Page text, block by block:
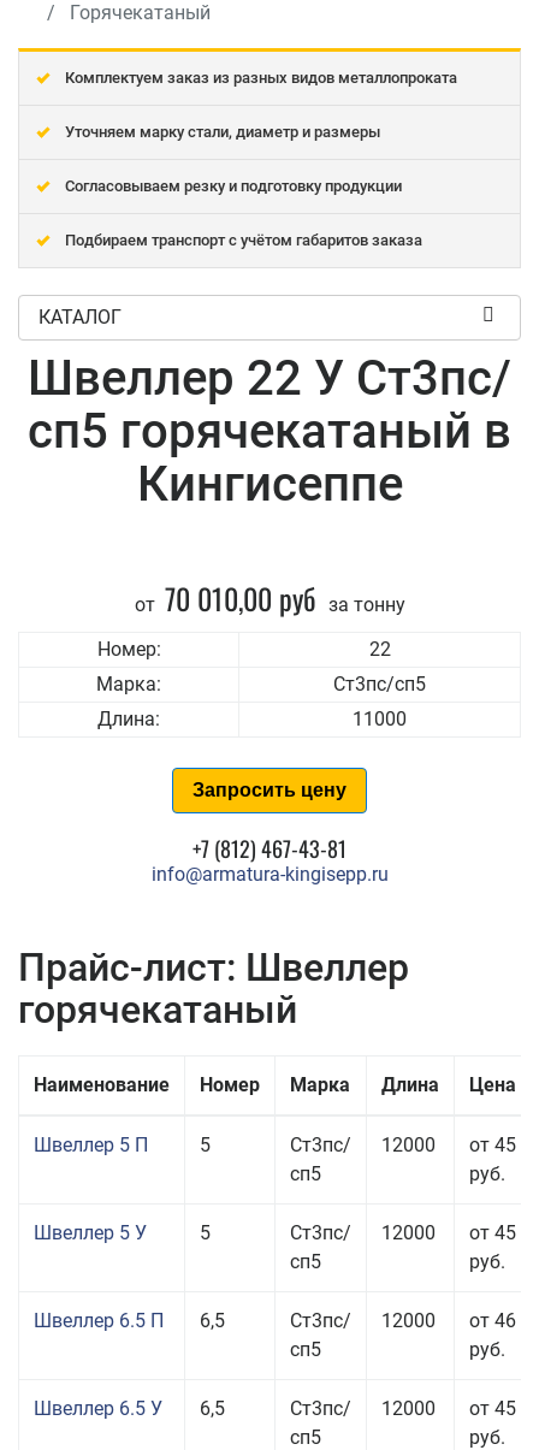
Горячекатаный
Комплектуем заказ из разных видов металлопроката
Уточняем марку стали, диаметр и размеры
Согласовываем резку и подготовку продукции
Подбираем транспорт с учётом габаритов заказа
КАТАЛОГ
Швеллер 22 У Ст3пс/
сп5 горячекатаный в
Кингисеппе
от 70 010,00 руб за тонну
Номер:
22
Марка:
Ст3пс/сп5
Длина:
11000
Запросить цену
+7 (812) 467-43-81
info@armatura-kingisepp.ru
Прайс-лист: Швеллер
горячекатаный
Наименование Номер Марка Длина Цена
Швеллер 5 П 5
Ст3пс/
сп5
12000
от 45
руб.
Швеллер 5 У 5
Ст3пс/
сп5
12000
от 45
руб.
Швеллер 6.5 П 6,5
Ст3пс/
сп5
12000
от 46
руб.
Швеллер 6.5 У 6,5
Ст3пс/
сп5
12000
от 45
руб.